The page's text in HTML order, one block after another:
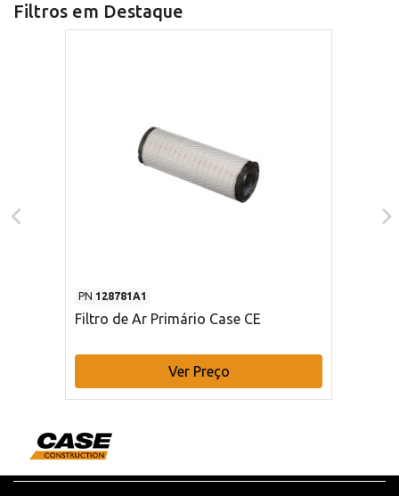
Filtros em Destaque
PN 128781A1
Filtro de Ar Primário Case CE
Ver Preço